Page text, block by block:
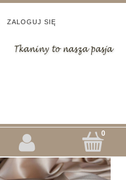
ZALOGUJ SIĘ